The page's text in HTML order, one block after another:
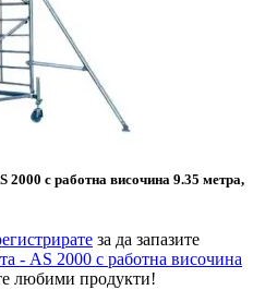
с работна височина 9.35 метра,
за да запазите
- AS 2000 с работна височина
любими продукти!